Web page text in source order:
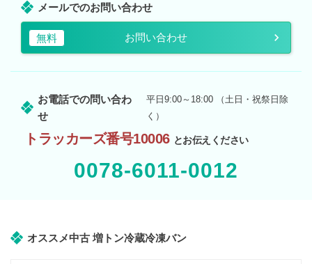
メールでのお問い合わせ
無料 お問い合わせ
お電話での問い合わ
せ
平日9:00～18:00 （土日・祝祭日除
く）
トラッカーズ番号10006 とお伝えください
0078-6011-0012
オススメ中古 増トン冷蔵冷凍バン